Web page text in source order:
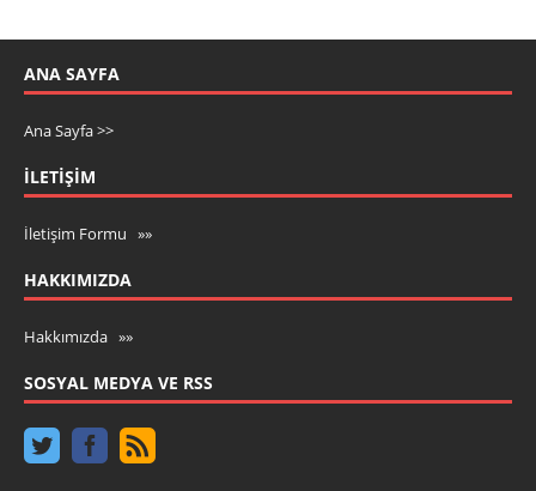
ANA SAYFA
Ana Sayfa >>
İLETIŞIM
İletişim Formu »»
HAKKIMIZDA
Hakkımızda »»
SOSYAL MEDYA VE RSS